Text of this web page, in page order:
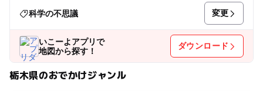
科学の不思議 変更
いこーよアプリで
地図から探す！
ダウンロード
栃木県のおでかけジャンル